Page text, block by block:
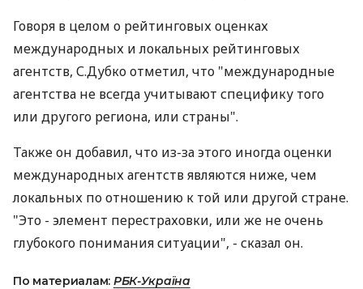
Говоря в целом о рейтинговых оценках
международных и локальных рейтинговых
агентств, С.Дубко отметил, что "международные
агентства не всегда учитывают специфику того
или другого региона, или страны".
Также он добавил, что из-за этого иногда оценки
международных агентств являются ниже, чем
локальных по отношению к той или другой стране.
"Это - элемент перестраховки, или же не очень
глубокого понимания ситуации", - сказал он.
По материалам: РБК-Україна